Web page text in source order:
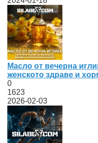
Масло от вечерна
женското здраве и
0
1623
2026-02-03